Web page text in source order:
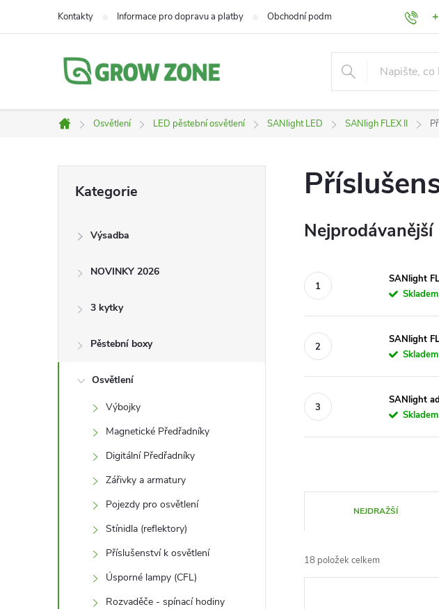
Kontakty Informace pro dopravu a platby Obchodní podmínky Výměna a
Domů
Osvětlení LED pěstební osvětlení SANlight LED SANligh FLEX II
a
kategorie
Kategorie
Výsadba
NOVINKY 2026
3 kytky
Pěstební boxy
Osvětlení
Výbojky
Magnetické Předřadníky
Digitální Předřadníky
Zářivky a armatury
Pojezdy pro osvětlení
Stínidla (reflektory)
Příslušenství k osvětlení
Úsporné lampy (CFL)
Rozvaděče - spínací hodiny
Nejprodávanější
SANlight
Skladem
SANlight
Skladem
SANlight
Skladem
a
z
NEJDRAŽŠÍ
18 položek celkem